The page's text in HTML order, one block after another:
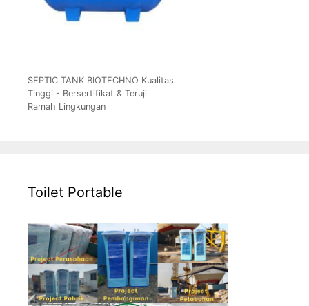
SEPTIC TANK BIOTECHNO Kualitas
Tinggi - Bersertifikat & Teruji
Ramah Lingkungan
Toilet Portable